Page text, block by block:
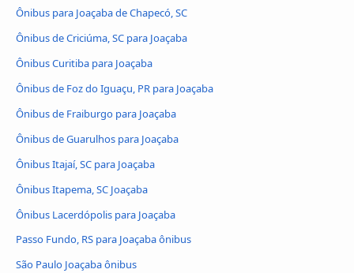
Ônibus para Joaçaba de Chapecó, SC
Ônibus de Criciúma, SC para Joaçaba
Ônibus Curitiba para Joaçaba
Ônibus de Foz do Iguaçu, PR para Joaçaba
Ônibus de Fraiburgo para Joaçaba
Ônibus de Guarulhos para Joaçaba
Ônibus Itajaí, SC para Joaçaba
Ônibus Itapema, SC Joaçaba
Ônibus Lacerdópolis para Joaçaba
Passo Fundo, RS para Joaçaba ônibus
São Paulo Joaçaba ônibus